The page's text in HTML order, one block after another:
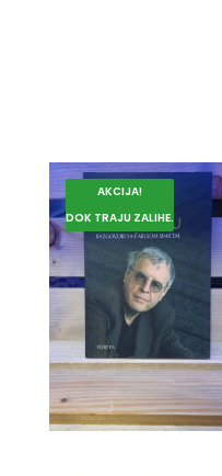
AKCIJA!
DOK TRAJU ZALIHE.